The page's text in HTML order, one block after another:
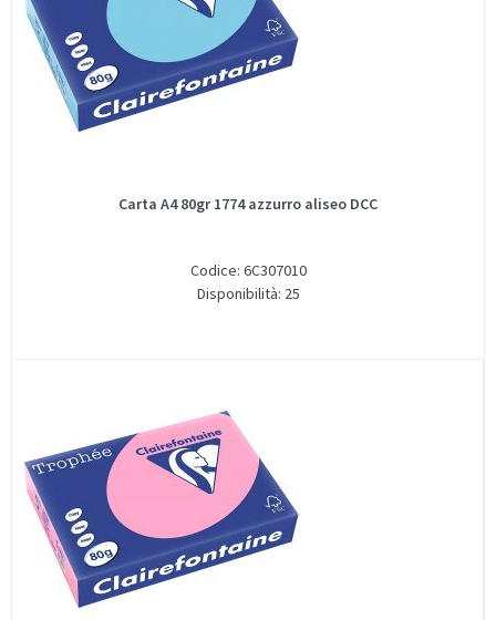
Carta A4 80gr 1774 azzurro aliseo DCC
Codice: 6C307010
Disponibilità: 25